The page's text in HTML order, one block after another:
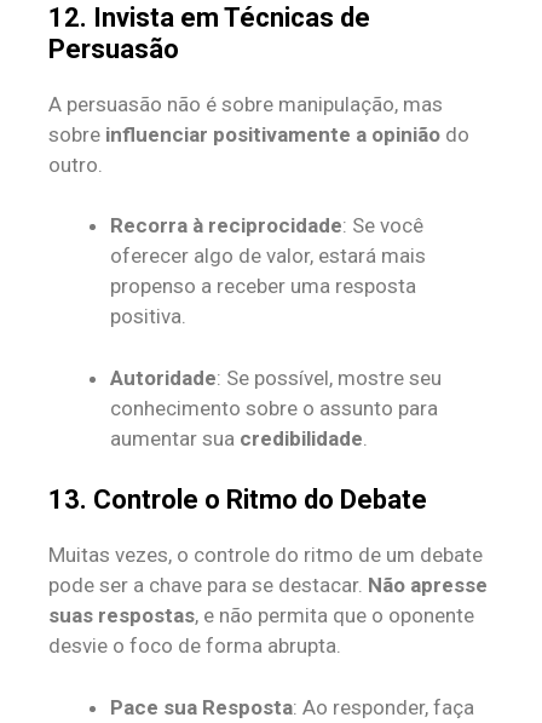
12. Invista em Técnicas de
Persuasão
A persuasão não é sobre manipulação, mas
sobre influenciar positivamente a opinião do
outro.
Recorra à reciprocidade: Se você
oferecer algo de valor, estará mais
propenso a receber uma resposta
positiva.
Autoridade: Se possível, mostre seu
conhecimento sobre o assunto para
aumentar sua credibilidade
13. Controle o Ritmo do Debate
Muitas vezes, o controle do ritmo de um debate
pode ser a chave para se destacar. Não apresse
suas respostas, e não permita que o oponente
desvie o foco de forma abrupta.
Pace sua Resposta: Ao responder, faça